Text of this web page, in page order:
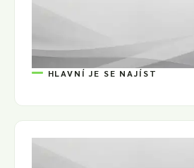
HLAVNÍ JE SE NAJÍST